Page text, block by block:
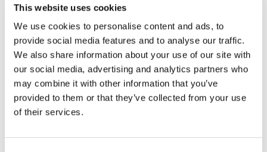
This website uses cookies
We use cookies to personalise content and ads, to
provide social media features and to analyse our traffic.
We also share information about your use of our site with
our social media, advertising and analytics partners who
may combine it with other information that you’ve
provided to them or that they’ve collected from your use
of their services.
Encontrar en tienda
Este accesorio para nuestro soporte de plataforma con
enganche Thule T2 Pro XT de calidad superior tiene
capacidad para 4 bicicletas (solo para enganches de 2
pulg./50 mm).